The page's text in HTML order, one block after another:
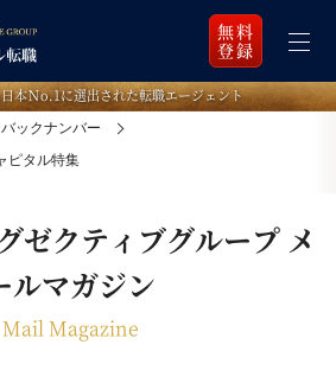
無料
登録
本Ｎo.1に選出された転職エージェント
ックナンバー
ピタル特集
ゼクティブグループ メ
ルマガジン
Mail Magazine